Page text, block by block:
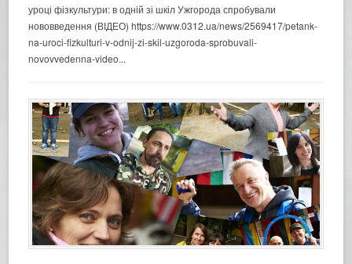
уроці фізкультури: в одній зі шкіл Ужгорода спробували
нововведення (ВІДЕО) https://www.0312.ua/news/2569417/petank-
na-uroci-fizkulturi-v-odnij-zi-skil-uzgoroda-sprobuvali-
novovvedenna-video...